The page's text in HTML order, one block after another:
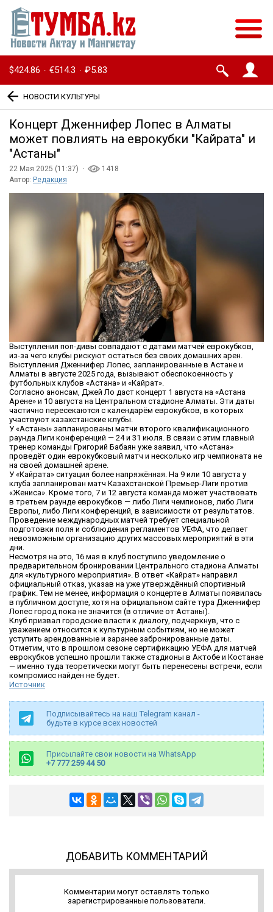
$424.86 · €514.3 · ₽5.83
НОВОСТИ КУЛЬТУРЫ
Концерт Дженнифер Лопес в Алматы
может повлиять на еврокубки ″Кайрата″ и
″Астаны″
22 Мая 2025 (11:37) ·
1418
Автор: Редакция
Выступления поп-дивы совпадают с датами матчей еврокубков,
из-за чего клубы рискуют остаться без своих домашних арен.
Выступления Дженнифер Лопес, запланированные в Астане и
Алматы в августе 2025 года, вызывают обеспокоенность у
футбольных клубов «Астана» и «Кайрат».
Согласно анонсам, Джей Ло даст концерт 1 августа на «Астана
Арене» и 10 августа на Центральном стадионе Алматы. Эти даты
частично пересекаются с календарём еврокубков, в которых
участвуют казахстанские клубы.
У «Астаны» запланированы матчи второго квалификационного
раунда Лиги конференций — 24 и 31 июля. В связи с этим главный
тренер команды Григорий Бабаян уже заявил, что «Астана»
проведёт один еврокубковый матч и несколько игр чемпионата не
на своей домашней арене.
У «Кайрата» ситуация более напряжённая. На 9 или 10 августа у
клуба запланирован матч Казахстанской Премьер-Лиги против
«Жениса». Кроме того, 7 и 12 августа команда может участвовать
в третьем раунде еврокубков — либо Лиги чемпионов, либо Лиги
Европы, либо Лиги конференций, в зависимости от результатов.
Проведение международных матчей требует специальной
подготовки поля и соблюдения регламентов УЕФА, что делает
невозможным организацию других массовых мероприятий в эти
дни.
Несмотря на это, 16 мая в клуб поступило уведомление о
предварительном бронировании Центрального стадиона Алматы
для «культурного мероприятия». В ответ «Кайрат» направил
официальный отказ, указав на уже утверждённый спортивный
график. Тем не менее, информация о концерте в Алматы появилась
в публичном доступе, хотя на официальном сайте тура Дженнифер
Лопес город пока не значится (в отличие от Астаны).
Клуб призвал городские власти к диалогу, подчеркнув, что с
уважением относится к культурным событиям, но не может
уступить арендованные и заранее забронированные даты.
Отметим, что в прошлом сезоне сертификацию УЕФА для матчей
еврокубков успешно прошли также стадионы в Актобе и Костанае
— именно туда теоретически могут быть перенесены встречи, если
компромисс найден не будет.
Источник
Подписывайтесь на наш Telegram канал -
будьте в курсе всех новостей
Присылайте свои новости на WhatsApp
+7 777 259 44 50
ДОБАВИТЬ КОММЕНТАРИЙ
Комментарии могут оставлять только
зарегистрированные пользователи.